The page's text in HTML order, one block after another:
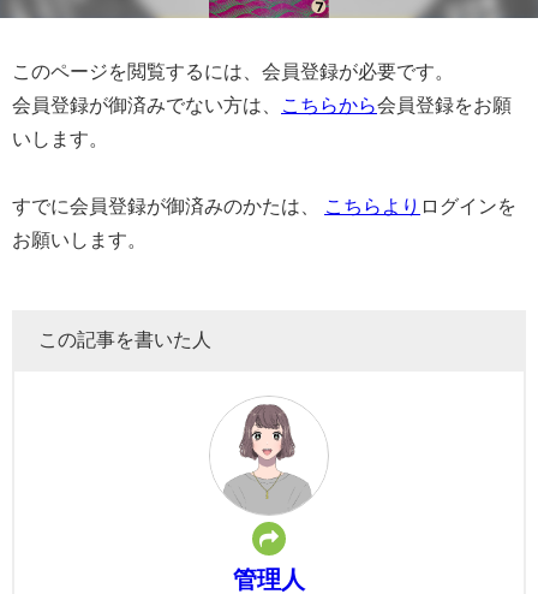
このページを閲覧するには、会員登録が必要です。
会員登録が御済みでない方は、
こちらから会員登録をお願
いします。
すでに会員登録が御済みのかたは、 こちらより ログインを
お願いします。
この記事を書いた人
管理人